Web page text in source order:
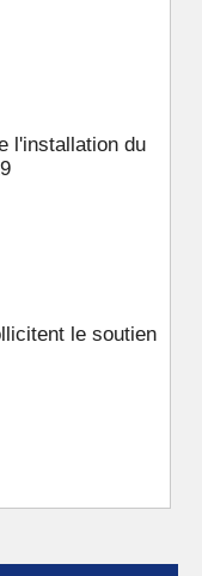
l'installation du
le soutien